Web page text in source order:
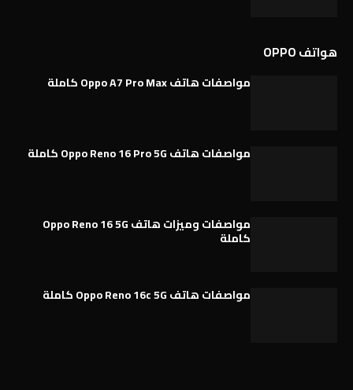
هواتف OPPO
مواصفات هاتف Oppo A7 Pro Max كاملة
مواصفات هاتف Oppo Reno 16 Pro 5G كاملة
مواصفات وميزات هاتف Oppo Reno 16 5G
كاملة
مواصفات هاتف Oppo Reno 16c 5G كاملة